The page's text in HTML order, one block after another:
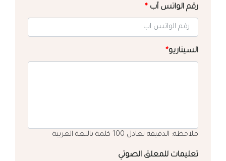
رقم الواتس آب *
السيناريو*
ملاحظة: الدقيقة تعادل 100 كلمة باللغة العربية
تعليمات للمعلق الصوتي